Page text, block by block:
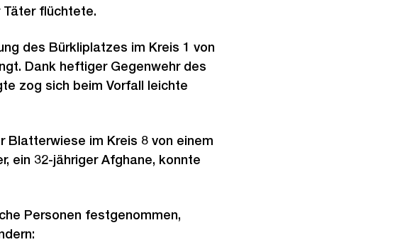
Täter flüchtete.
des Bürkliplatzes im Kreis 1 von
Dank heftiger Gegenwehr des
zog sich beim Vorfall leichte
Blatterwiese im Kreis 8 von einem
ein 32-jähriger Afghane, konnte
Personen festgenommen,